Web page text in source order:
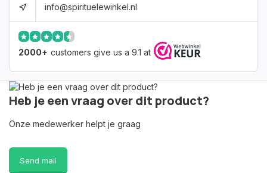
info@spirituelewinkel.nl
2000+ customers give us a 9.1 at
Heb je een vraag over dit product?
Onze medewerker helpt je graag
Send mail